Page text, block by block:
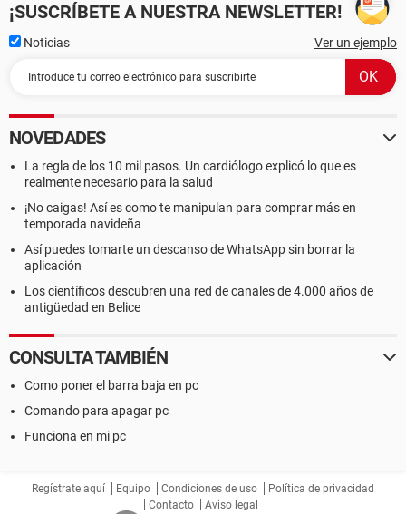
¡SUSCRÍBETE A NUESTRA NEWSLETTER!
Noticias Ver un ejemplo
NOVEDADES
La regla de los 10 mil pasos. Un cardiólogo explicó lo que es
realmente necesario para la salud
¡No caigas! Así es como te manipulan para comprar más en
temporada navideña
Así puedes tomarte un descanso de WhatsApp sin borrar la
aplicación
Los científicos descubren una red de canales de 4.000 años de
antigüedad en Belice
CONSULTA TAMBIÉN
Como poner el barra baja en pc
Comando para apagar pc
Funciona en mi pc
Regístrate aquí Equipo Condiciones de uso
Política de privacidad
Contacto
Aviso legal